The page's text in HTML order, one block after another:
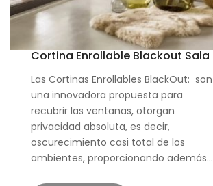
Cortina Enrollable Blackout Sala
Las Cortinas Enrollables BlackOut: son
una innovadora propuesta para
recubrir las ventanas, otorgan
privacidad absoluta, es decir,
oscurecimiento casi total de los
ambientes, proporcionando además…